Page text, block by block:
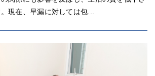
現在、早漏に対しては包...